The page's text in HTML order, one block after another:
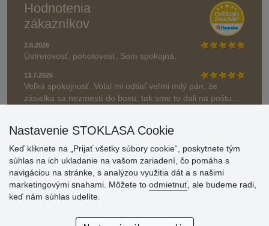
Hodnotenia
zákazníkov
2.8.2026
Ústretovosť, pohotovosť. Som spokojná.
13.7.2026
Veľká spokojnosť. Volal mi odtiaľ veľmi milý pán, že
zásielka sa nezmestí do boxu, tak sme to dali na poštu....
» Aktuálne 6948 recenzií
Nastavenie STOKLASA Cookie
Keď kliknete na „Prijať všetky súbory cookie“, poskytnete tým
súhlas na ich ukladanie na vašom zariadení, čo pomáha s
navigáciou na stránke, s analýzou využitia dát a s našimi
marketingovými snahami. Môžete to odmietnuť, ale budeme radi,
keď nám súhlas udelíte.